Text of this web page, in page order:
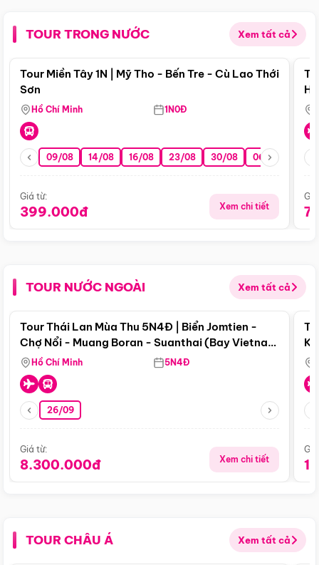
TOUR TRONG NƯỚC Xem tất cả
Điểm nổi bật
Tour Miền Tây 1N | Mỹ Tho - Bến Tre - Cù Lao Thới
Sơn
Hồ Chí Minh 1N0Đ
09/08 14/08 16/08 23/08 30/08 06/09 13/09
Giá từ:
399.000đ Xem chi tiết
TOUR NƯỚC NGOÀI Xem tất cả
Điểm nổi bật
Tour Thái Lan Mùa Thu 5N4Đ | Biển Jomtien -
Chợ Nổi - Muang Boran - Suanthai (Bay Vietnam
Airlines)
Hồ Chí Minh 5N4Đ
26/09
Giá từ:
8.300.000đ Xem chi tiết
TOUR CHÂU Á Xem tất cả
Điểm nổi bật